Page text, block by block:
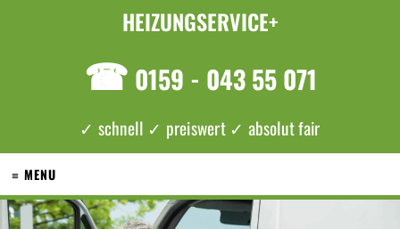
HEIZUNGSERVICE+
☎ 0159 - 043 55 071
✓ schnell ✓ preiswert ✓ absolut fair
≡ MENU